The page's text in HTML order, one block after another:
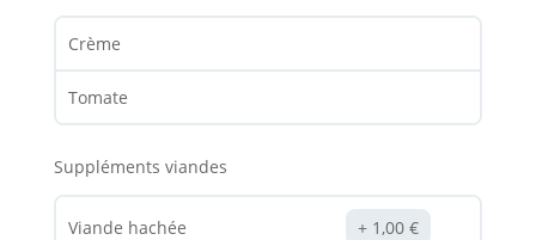
Crème
Tomate
Suppléments viandes
Viande hachée 1,00€